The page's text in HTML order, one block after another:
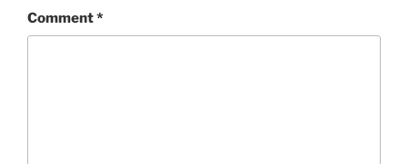
Comment*